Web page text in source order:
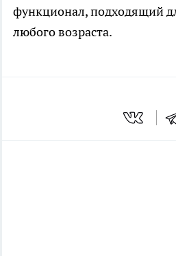
функционал, подходящий
любого возраста.